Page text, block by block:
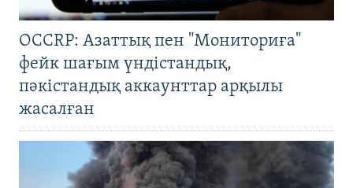
OCCRP: Азаттық пен "Мониториға"
фейк шағым үндістандық,
пәкістандық аккаунттар арқылы
жасалған